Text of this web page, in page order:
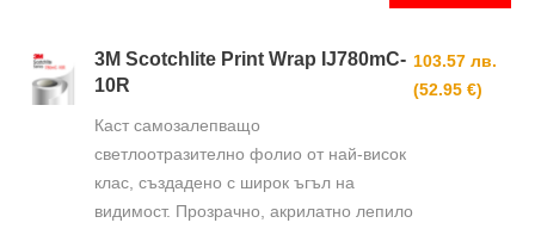
3M Scotchlite Print Wrap IJ780mC-
10R
Каст самозалепващо
светлоотразително фолио от най-висок
клас, създадено с широк ъгъл на
видимост. Прозрачно, акрилатно лепило
103.57 лв.
(52.95 €)